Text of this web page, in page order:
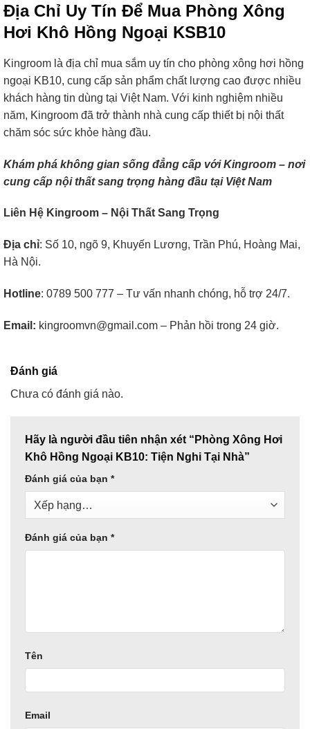
Địa Chỉ Uy Tín Để Mua Phòng Xông
Hơi Khô Hồng Ngoại KSB10
Kingroom là địa chỉ mua sắm uy tín cho phòng xông hơi hồng
ngoại KB10, cung cấp sản phẩm chất lượng cao được nhiều
khách hàng tin dùng tại Việt Nam. Với kinh nghiệm nhiều
năm, Kingroom đã trở thành nhà cung cấp thiết bị nội thất
chăm sóc sức khỏe hàng đầu.
Khám phá không gian sống đẳng cấp với Kingroom – nơi
cung cấp nội thất sang trọng hàng đầu tại Việt Nam
Liên Hệ Kingroom – Nội Thất Sang Trọng
Địa chỉ: Số 10, ngõ 9, Khuyến Lương, Trần Phú, Hoàng Mai,
Hà Nội.
Hotline: 0789 500 777 – Tư vấn nhanh chóng, hỗ trợ 24/7.
Email: kingroomvn@gmail.com – Phản hồi trong 24 giờ.
Đánh giá
Chưa có đánh giá nào.
Hãy là người đầu tiên nhận xét “Phòng Xông Hơi
Khô Hồng Ngoại KB10: Tiện Nghi Tại Nhà”
Đánh giá của bạn *
Đánh giá của bạn *
Tên
Email